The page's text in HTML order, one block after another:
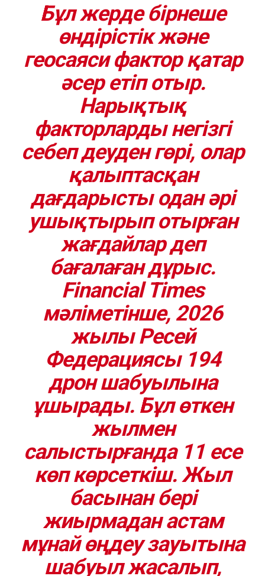
Бұл жерде бірнеше
өндірістік және
геосаяси фактор қатар
әсер етіп отыр.
Нарықтық
факторларды негізгі
себеп деуден гөрі, олар
қалыптасқан
дағдарысты одан әрі
ушықтырып отырған
жағдайлар деп
бағалаған дұрыс.
Financial Times
мәліметінше, 2026
жылы Ресей
Федерациясы 194
дрон шабуылына
ұшырады. Бұл өткен
жылмен
салыстырғанда 11 есе
көп көрсеткіш. Жыл
басынан бері
жиырмадан астам
мұнай өңдеу зауытына
шабуыл жасалып,